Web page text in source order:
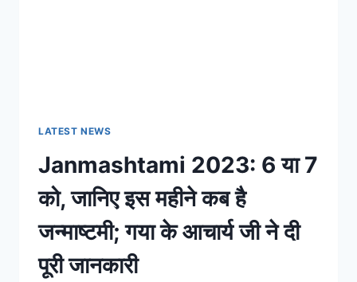
LATEST NEWS
Janmashtami 2023: 6 या 7
को, जानिए इस महीने कब है
जन्माष्टमी; गया के आचार्य जी ने दी
पूरी जानकारी